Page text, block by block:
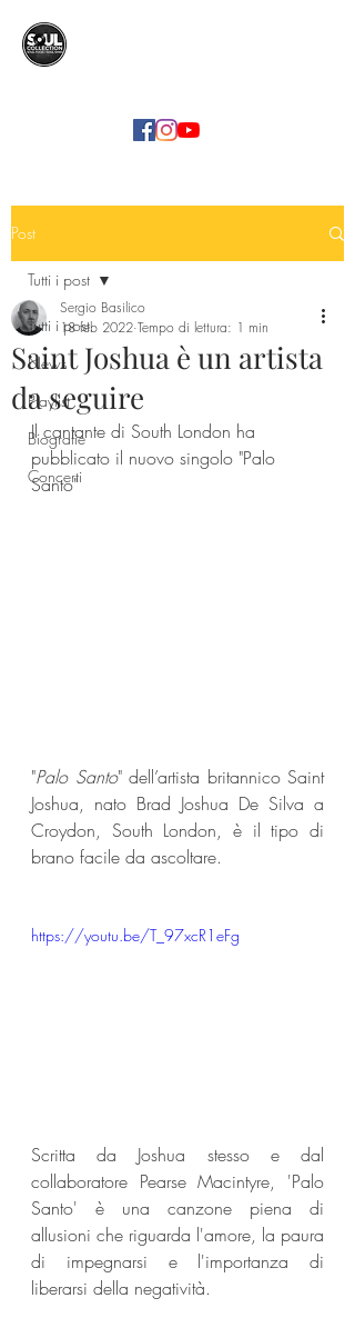
Post
Tutti i post
News
Playlist
Biografie
Concerti
Tutti i post
Saint Joshua è un artista
da seguire
Sergio Basilico
18 feb 2022 Tempo di lettura: 1 min
Il cantante di South London ha
pubblicato il nuovo singolo "Palo
Santo"
"Palo Santo" dell’artista britannico Saint
Joshua, nato Brad Joshua De Silva a
Croydon, South London, è il tipo di
brano facile da ascoltare.
https://youtu.be/T_97xcR1eFg
Scritta da Joshua stesso e dal
collaboratore Pearse Macintyre, 'Palo
Santo' è una canzone piena di
allusioni che riguarda l'amore, la paura
di impegnarsi e l'importanza di
liberarsi della negatività.